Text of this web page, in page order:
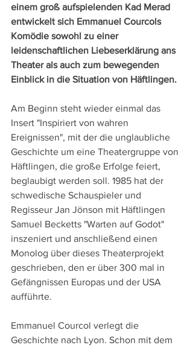
einem groß aufspielenden Kad Merad
entwickelt sich Emmanuel Courcols
Komödie sowohl zu einer
leidenschaftlichen Liebeserklärung ans
Theater als auch zum bewegenden
Einblick in die Situation von Häftlingen.
Am Beginn steht wieder einmal das
Insert "Inspiriert von wahren
Ereignissen", mit der die unglaubliche
Geschichte um eine Theatergruppe von
Häftlingen, die große Erfolge feiert,
beglaubigt werden soll. 1985 hat der
schwedische Schauspieler und
Regisseur Jan Jönson mit Häftlingen
Samuel Becketts "Warten auf Godot"
inszeniert und anschließend einen
Monolog über dieses Theaterprojekt
geschrieben, den er über 300 mal in
Gefängnissen Europas und der USA
aufführte.
Emmanuel Courcol verlegt die
Geschichte nach Lyon. Schon mit dem